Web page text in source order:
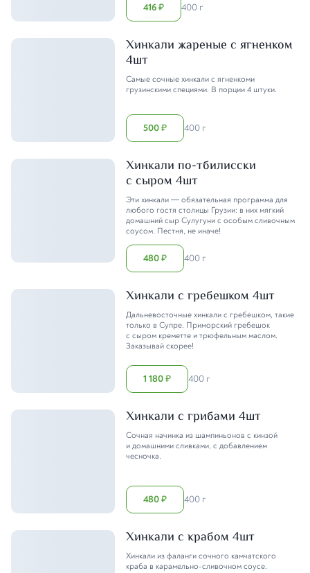
416₽ 400 г
Хинкали жареные с ягненком
4шт
Самые сочные хинкали с ягненкоми
грузинскими специями. В порции 4 штуки.
500₽ 400 г
Хинкали по-тбилисски
с сыром 4шт
Эти хинкали — обязательная программа для
любого гостя столицы Грузии: в них мягкий
домашний сыр Сулугуни с особым сливочным
соусом. Пестня, не иначе!
480₽ 400 г
Хинкали с гребешком 4шт
Дальневосточные хинкали с гребешком, такие
только в Супре. Приморский гребешок
с сыром креметте и трюфельным маслом.
Заказывай скорее!
1 180₽ 400 г
Хинкали с грибами 4шт
Сочная начинка из шампиньонов с кинзой
и домашними сливками, с добавлением
чесночка.
480₽ 400 г
Хинкали с крабом 4шт
Хинкали из фаланги сочного камчатского
краба в карамельно-сливочном соусе.